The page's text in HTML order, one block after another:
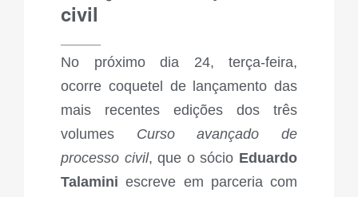
civil
No próximo dia 24, terça-feira,
ocorre coquetel de lançamento das
mais recentes edições dos três
volumes Curso avançado de
processo civil, que o sócio Eduardo
Talaminiescreve em parceria com